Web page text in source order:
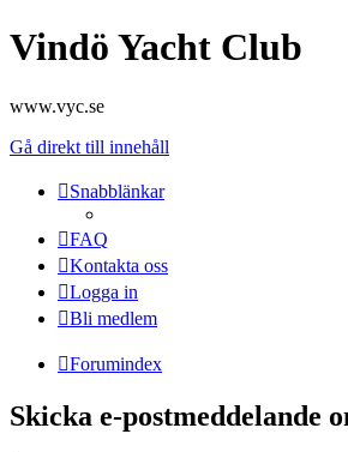
Vindö Yacht Club
www.vyc.se
Gå direkt till innehåll
Snabblänkar
FAQ
Kontakta oss
Logga in
Bli medlem
Forumindex
Skicka e-postmeddelande